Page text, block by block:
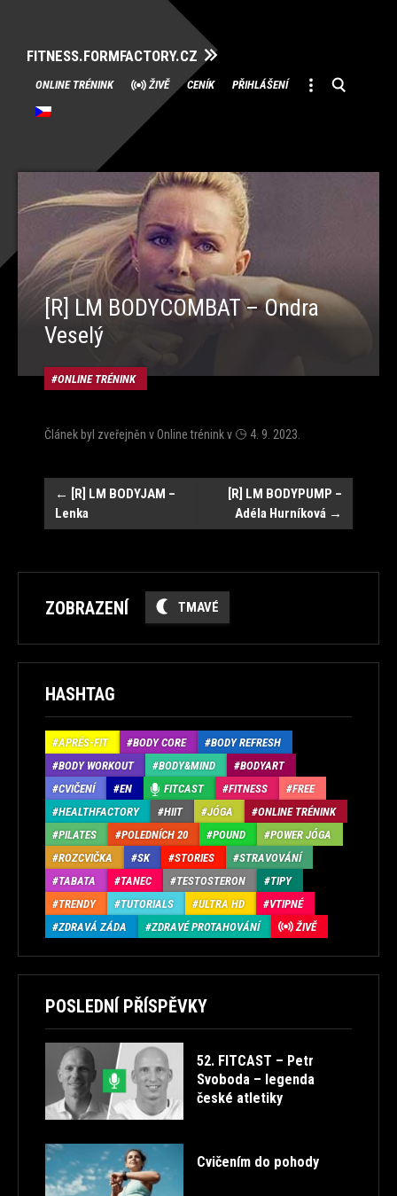
FITNESS.FORMFACTORY.CZ
Přeskočit
na
obsah
ONLINE TRÉNINK ŽIVĚ CENÍK PŘIHLÁŠENÍ
[R] LM BODYCOMBAT – Ondra
Veselý
ONLINE TRÉNINK
Článek byl zveřejněn vOnline tréninkv 4. 9. 2023
Navigace
← [R] LM BODYJAM –
Lenka
[R] LM BODYPUMP –
Adéla Hurníková →
ZOBRAZENÍ TMAVÉ
HASHTAG
APRÉS-FIT BODY CORE
BODY REFRESH
BODY WORKOUT
BODY&MIND
BODYART
CVIČENÍ
EN FITCAST FITNESS
FREE
HEALTHFACTORY
HIIT JÓGA
ONLINE TRÉNINK
PILATES
POLEDNÍCH 20 POUND
POWER JÓGA
ROZCVIČKA
SK STORIES
STRAVOVÁNÍ
TABATA
TANEC TESTOSTERON
TIPY
TRENDY
TUTORIALS ULTRA HD
VTIPNÉ
ZDRAVÁ ZÁDA
ZDRAVÉ PROTAHOVÁNÍ ŽIVĚ
POSLEDNÍ PŘÍSPĚVKY
52. FITCAST – Petr
Svoboda – legenda
české atletiky
Cvičením do pohody